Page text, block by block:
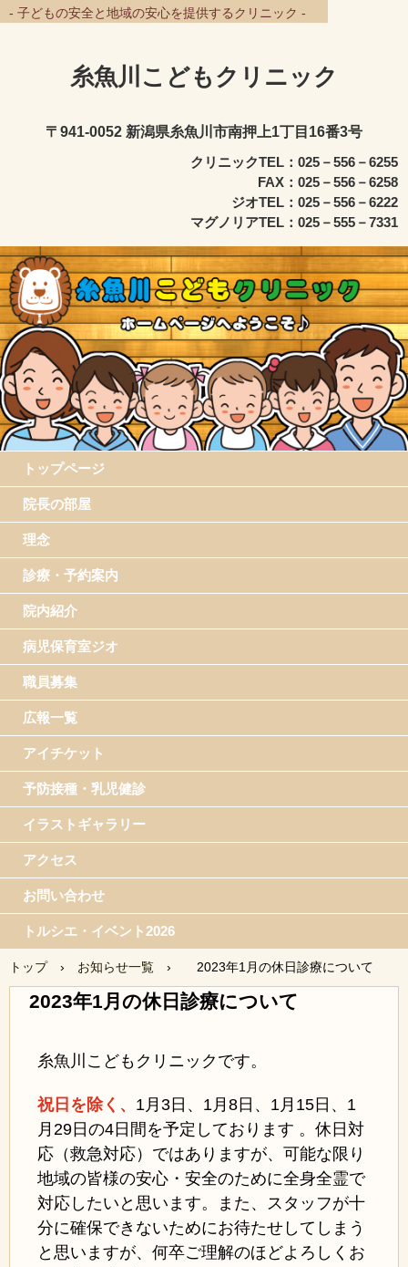
- 子どもの安全と地域の安心を提供するクリニック -
糸魚川こどもクリニック
〒941-0052 新潟県糸魚川市南押上1丁目16番3号
クリニックTEL：025－556－6255
FAX：025－556－6258
ジオTEL：025－556－6222
マグノリアTEL：025－555－7331
トップページ
院長の部屋
理念
診療・予約案内
院内紹介
病児保育室ジオ
職員募集
広報一覧
アイチケット
予防接種・乳児健診
イラストギャラリー
アクセス
お問い合わせ
トルシエ・イベント2026
トップ › お知らせ一覧 › 2023年1月の休日診療について
2023年1月の休日診療について
糸魚川こどもクリニックです。
祝日を除く、 1月3日、 1月8日、1月15日、1
月29日の4日間を予定しております 。休日対
応（救急対応）ではありますが、可能な限り
地域の皆様の安心・安全のために全身全霊で
対応したいと思います。また、スタッフが十
分に確保できないためにお待たせしてしまう
と思いますが、何卒ご理解のほどよろしくお